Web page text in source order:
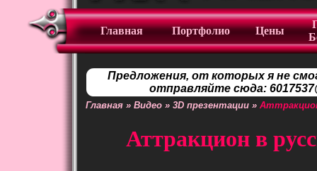
Главная Портфолио Цены
Предложения, от которых я не
отправляйте сюда:
Главная » Видео » 3D презентации »
Аттракцион в